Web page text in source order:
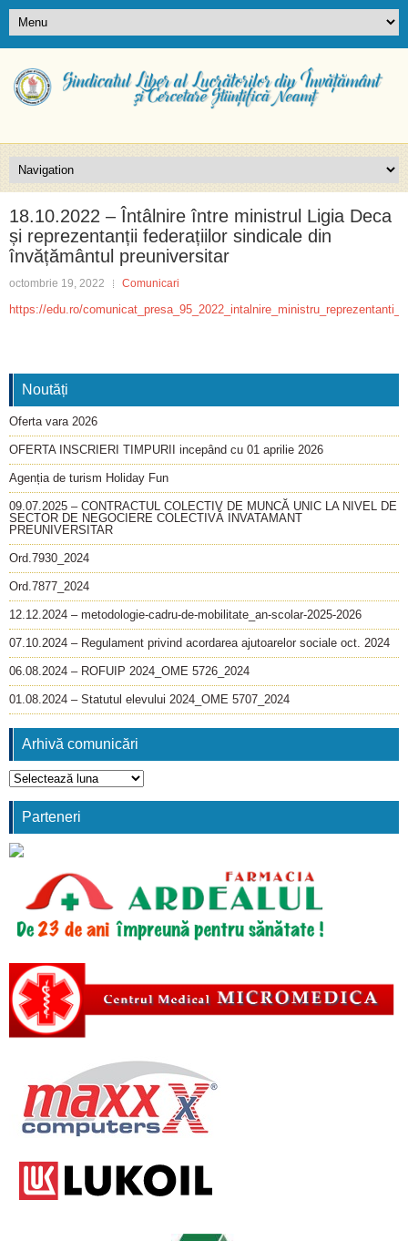
18.10.2022 – Întâlnire între ministrul Ligia Deca
și reprezentanții federațiilor sindicale din
învățământul preuniversitar
octombrie 19, 2022 Comunicari
https://edu.ro/
Noutăți
Oferta vara 2026
OFERTA INSCRIERI TIMPURII incepând cu 01 aprilie 2026
Agenția de turism Holiday Fun
09.07.2025 – CONTRACTUL COLECTIV DE MUNCĂ UNIC LA NIVEL DE
SECTOR DE NEGOCIERE COLECTIVĂ INVATAMANT
PREUNIVERSITAR
Ord.7930_2024
Ord.7877_2024
12.12.2024 – metodologie-cadru-de-mobilitate_an-scolar-2025-2026
07.10.2024 – Regulament privind acordarea ajutoarelor sociale oct. 2024
06.08.2024 – ROFUIP 2024_OME 5726_2024
01.08.2024 – Statutul elevului 2024_OME 5707_2024
Arhivă comunicări
Arhivă
comunicări
Parteneri